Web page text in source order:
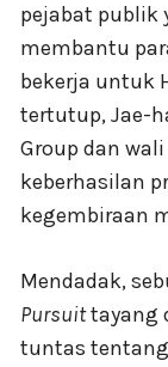
pejabat publik
membantu
bekerja untuk
tertutup, Jae-
Group dan
keberhasilan
kegembiraan
Mendadak,
Pursuittayang
tuntas